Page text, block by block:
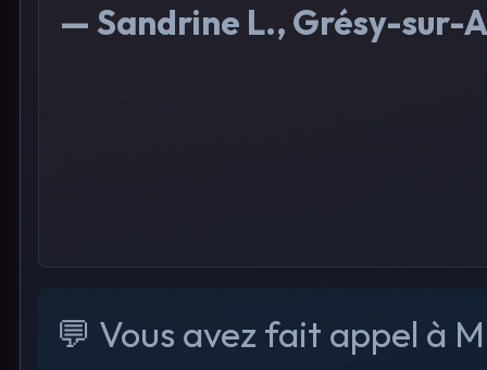
— Sandrine L., Grésy-sur-
💬 Vous avez fait appel à